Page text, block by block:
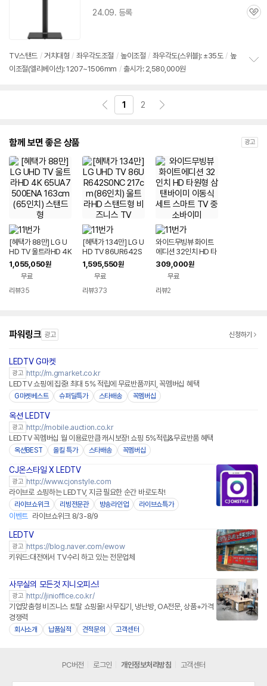
24.09. 등록
관
TV스탠드 / 거치대형 / 좌우각도조절 / 높이조절 / 좌우각도(스위블): ±35도 / 높
이조절(엘리베이션): 1207~1506mm / 출시가: 2,580,000원
1 2
함께 보면 좋은 상품 광고
[혜택가 88만] LG U
HD TV 울트라HD 4K
65UA7500ENA 16
3cm(65인치) 스탠드
1,055,050원
무료
리뷰35
[혜택가 134만] LG U
HD TV 86UR642S
0NC 217cm(86인
치) 울트라HD 스탠드
형 비즈니스 TV
1,595,550원
무료
리뷰373
와이드무빙뷰 화이트
에디션 32인치 HD 타
원형 삼탠바이미 이동
식 세트 스마트 TV 중
소바이미
309,000원
무료
리뷰2
파워링크 광고 신청하기
LEDTV G마켓
광고 http://m.gmarket.co.kr
LEDTV 쇼핑에 집중! 최대 5% 적립에 무료반품까지, 꼭멤버십 혜택
G마켓베스트 슈퍼딜특가 스타배송 꼭멤버십
옥션 LEDTV
광고 http://mobile.auction.co.kr
LEDTV 꼭멤버십 월 이용료만큼 캐시보장! 쇼핑 5%적립&무료반품 혜택
옥션BEST 올킬 특가 스타배송 꼭멤버십
CJ온스타일 X LEDTV
광고 http://www.cjonstyle.com
라이브로 쇼핑하는 LEDTV, 지금 필요한 순간 바로도착!
라이브쇼위크 리빙전문관 방송라인업 라이브쇼특가
이벤트 라이브쇼위크 8/3-8/9
LEDTV
광고 https://blog.naver.com/ewow
키워드:대전에서 TV수리 하고 있는 전문업체
사무실의 모든것 지니오피스!
광고 http://jinioffice.co.kr/
기업맞춤형 비즈니스 토탈 쇼핑몰! 사무집기, 냉난방, OA전문, 상품+가격
경쟁력
회사소개 납품실적 견적문의 고객센터
PC버전 로그인 개인정보처리방침 고객센터